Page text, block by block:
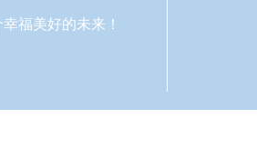
福美好的未来！